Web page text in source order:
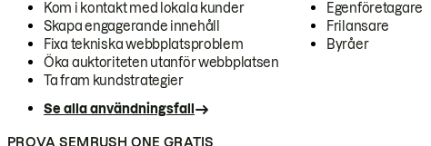
Kom i kontakt med lokala kunder
Skapa engagerande innehåll
Fixa tekniska webbplatsproblem
Öka auktoriteten utanför webbplatsen
Ta fram kundstrategier
Se alla användningsfall
Egenföretagare
Frilansare
Byråer
PROVA SEMRUSH ONE GRATIS